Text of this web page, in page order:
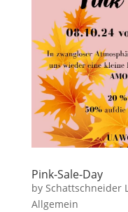
Pink-Sale-Day
by Schattschneider
Allgemein